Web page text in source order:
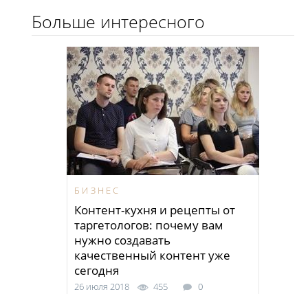
Больше интересного
БИЗНЕС
Контент-кухня и рецепты от
таргетологов: почему вам
нужно создавать
качественный контент уже
сегодня
26 июля 2018 455 0